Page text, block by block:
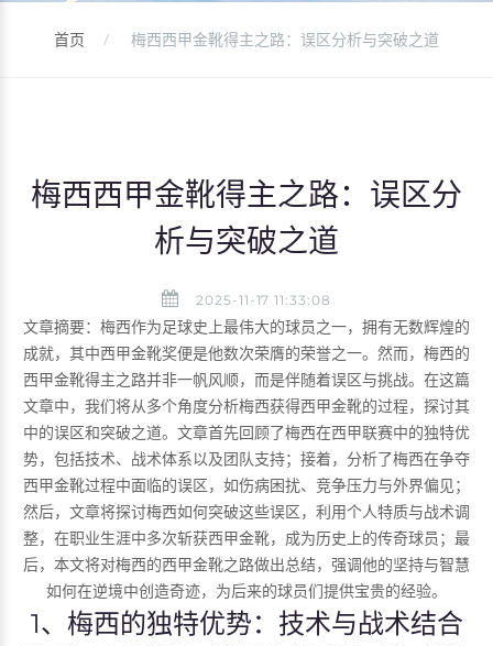
首页 梅西西甲金靴得主之路：误区分析与突破之道
梅西西甲金靴得主之路：误区分
析与突破之道
2025-11-17 11:33:08
文章摘要：梅西作为足球史上最伟大的球员之一，拥有无数辉煌的
成就，其中西甲金靴奖便是他数次荣膺的荣誉之一。然而，梅西的
西甲金靴得主之路并非一帆风顺，而是伴随着误区与挑战。在这篇
文章中，我们将从多个角度分析梅西获得西甲金靴的过程，探讨其
中的误区和突破之道。文章首先回顾了梅西在西甲联赛中的独特优
势，包括技术、战术体系以及团队支持；接着，分析了梅西在争夺
西甲金靴过程中面临的误区，如伤病困扰、竞争压力与外界偏见；
然后，文章将探讨梅西如何突破这些误区，利用个人特质与战术调
整，在职业生涯中多次斩获西甲金靴，成为历史上的传奇球员；最
后，本文将对梅西的西甲金靴之路做出总结，强调他的坚持与智慧
如何在逆境中创造奇迹，为后来的球员们提供宝贵的经验。
1、梅西的独特优势：技术与战术结合